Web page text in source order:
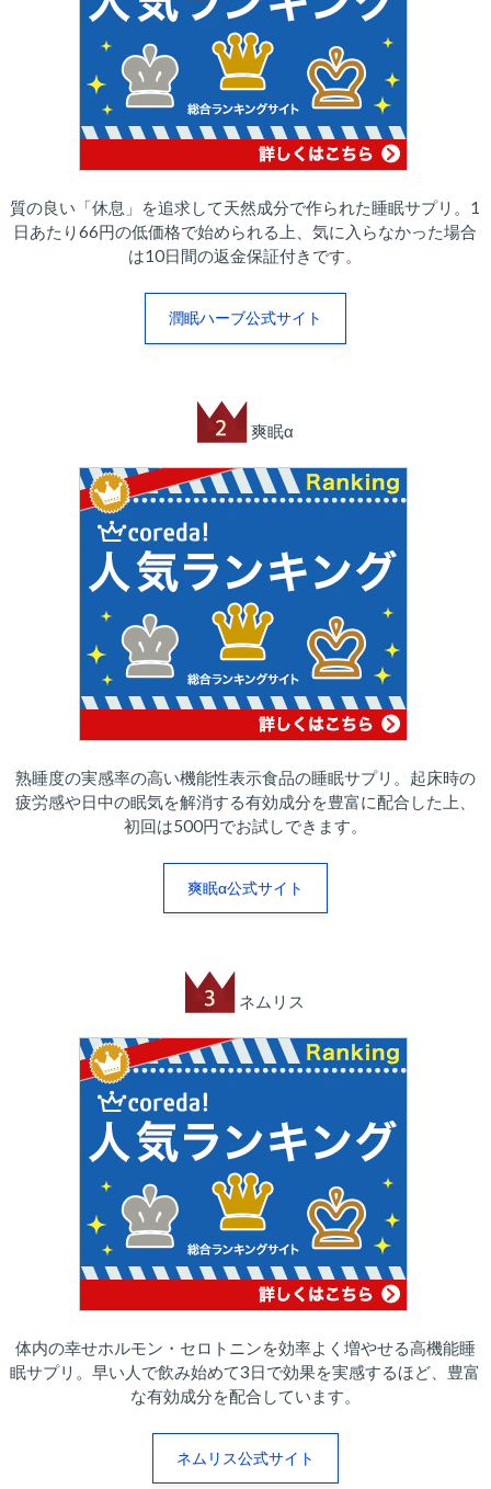
質の良い「休息」を追求して天然成分で作られた睡眠サプリ。1
日あたり66円の低価格で始められる上、気に入らなかった場合
は10日間の返金保証付きです。
潤眠ハーブ公式サイト
爽眠α
熟睡度の実感率の高い機能性表示食品の睡眠サプリ。起床時の
疲労感や日中の眠気を解消する有効成分を豊富に配合した上、
初回は500円でお試しできます。
爽眠α公式サイト
ネムリス
体内の幸せホルモン・セロトニンを効率よく増やせる高機能睡
眠サプリ。早い人で飲み始めて3日で効果を実感するほど、豊富
な有効成分を配合しています。
ネムリス公式サイト